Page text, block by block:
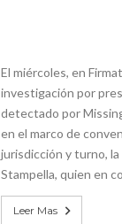
El miércoles, en
investigación por
detectado por
en el marco de
jurisdicción y turno, la
Stampella, quien en
Leer Mas